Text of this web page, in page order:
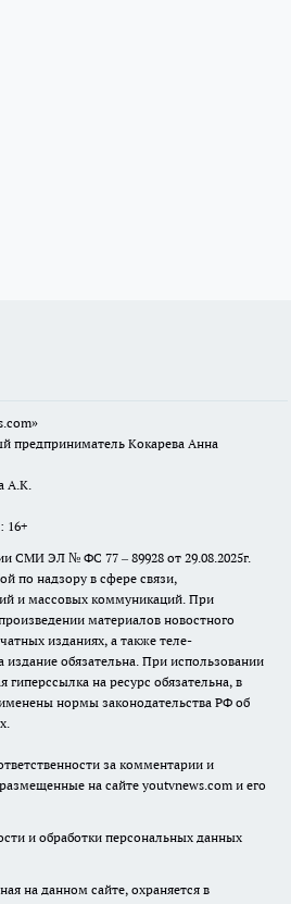
предприниматель Кокарева Анна
А.К.
16+
СМИ ЭЛ № ФС 77 – 89928 от 29.08.2025г.
по надзору в сфере связи,
и массовых коммуникаций. При
материалов новостного
изданиях, а также теле-
обязательна. При использовании
на ресурс обязательна, в
нормы законодательства РФ об
за комментарии и
на сайте youtvnews.com и его
и обработки персональных данных
на данном сайте, охраняется в